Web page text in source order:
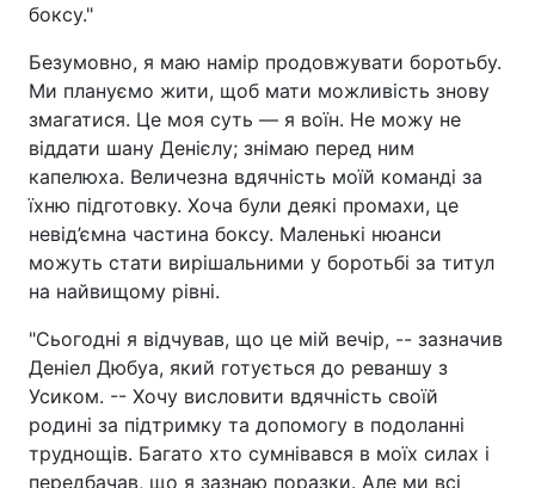
боксу."
Безумовно, я маю намір продовжувати боротьбу.
Ми плануємо жити, щоб мати можливість знову
змагатися. Це моя суть — я воїн. Не можу не
віддати шану Денієлу; знімаю перед ним
капелюха. Величезна вдячність моїй команді за
їхню підготовку. Хоча були деякі промахи, це
невід’ємна частина боксу. Маленькі нюанси
можуть стати вирішальними у боротьбі за титул
на найвищому рівні.
"Сьогодні я відчував, що це мій вечір, -- зазначив
Деніел Дюбуа, який готується до реваншу з
Усиком. -- Хочу висловити вдячність своїй
родині за підтримку та допомогу в подоланні
труднощів. Багато хто сумнівався в моїх силах і
передбачав, що я зазнаю поразки. Але ми всі